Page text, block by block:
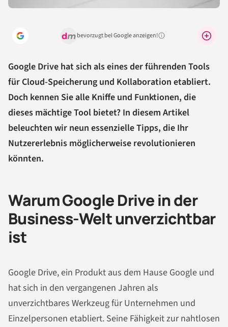
bevorzugt bei Google anzeigen!Warum lohnt sich das?
Google Drive hat sich als eines der führenden Tools
für Cloud-Speicherung und Kollaboration etabliert.
Doch kennen Sie alle Kniffe und Funktionen, die
dieses mächtige Tool bietet? In diesem Artikel
beleuchten wir neun essenzielle Tipps, die Ihr
Nutzererlebnis möglicherweise revolutionieren
könnten.
Warum Google Drive in der
Business-Welt unverzichtbar
ist
Google Drive, ein Produkt aus dem Hause Google und
hat sich in den vergangenen Jahren als
unverzichtbares Werkzeug für Unternehmen und
Einzelpersonen etabliert. Seine Fähigkeit zur nahtlosen